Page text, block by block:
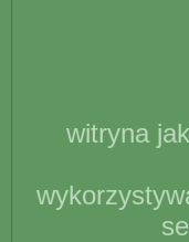
witryna